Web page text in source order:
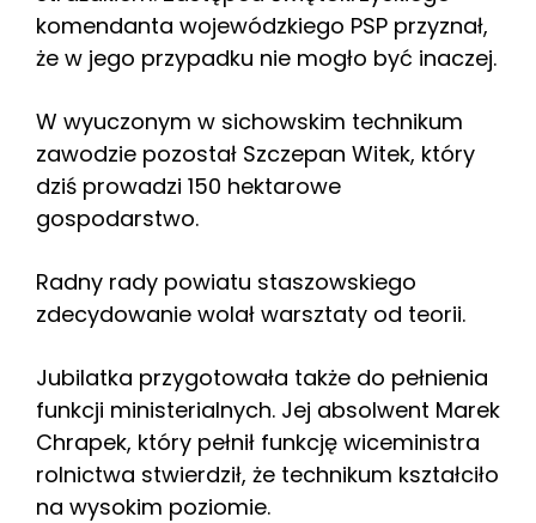
komendanta wojewódzkiego PSP przyznał,
że w jego przypadku nie mogło być inaczej.
W wyuczonym w sichowskim technikum
zawodzie pozostał Szczepan Witek, który
dziś prowadzi 150 hektarowe
gospodarstwo.
Radny rady powiatu staszowskiego
zdecydowanie wolał warsztaty od teorii.
Jubilatka przygotowała także do pełnienia
funkcji ministerialnych. Jej absolwent Marek
Chrapek, który pełnił funkcję wiceministra
rolnictwa stwierdził, że technikum kształciło
na wysokim poziomie.